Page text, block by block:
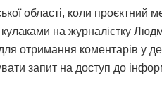
області, коли проєктний
кулаками на журналістку
отримання коментарів у
запит на доступ до